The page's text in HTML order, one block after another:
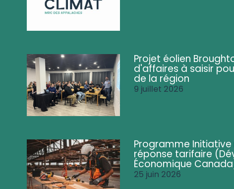
Projet éolien
d'affaires à saisir
de la région
9 juillet 2026
Programme
réponse tarifaire
Économique
25 juin 2026